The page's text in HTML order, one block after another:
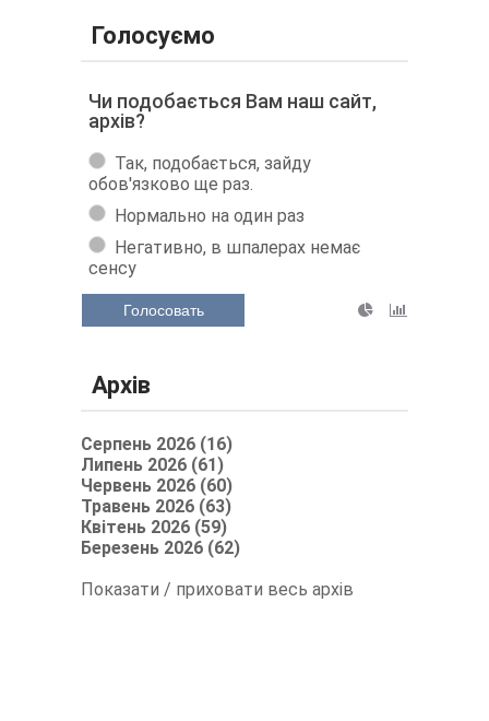
Голосуємо
Чи подобається Вам наш сайт,
архів?
Так, подобається, зайду
обов'язково ще раз.
Нормально на один раз
Негативно, в шпалерах немає
сенсу
Голосовать
Архів
Серпень 2026 (16)
Липень 2026 (61)
Червень 2026 (60)
Травень 2026 (63)
Квітень 2026 (59)
Березень 2026 (62)
Показати / приховати весь архів